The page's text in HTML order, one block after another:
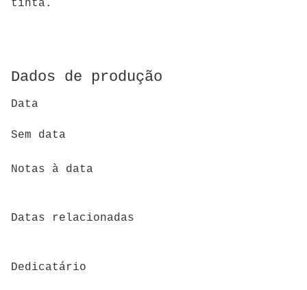
tinta.
Dados de produção
Data
Sem data
Notas à data
Datas relacionadas
Dedicatário